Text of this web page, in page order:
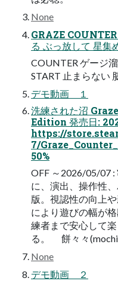
None
GRAZE
る ぶっ放して 星集
COUNTER ゲージ
START ⽌まらない
デモ動画 １
洗練された沼
Edition 発売日:
https://
7/
50%
OFF ～2026/05/07
に、演出、操作性
版。視認性の向上
により遊びの幅が
練者まで安心して
る。 餅々々
None
デモ動画 ２